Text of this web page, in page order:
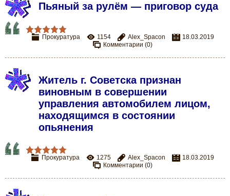
Пьяный за рулём — приговор суда
Прокуратура 1154 Alex_Spacon
18.03.2019
Комментарии (0)
Житель г. Советска признан
виновным в совершении
управления автомобилем лицом,
находящимся в состоянии
опьянения
Прокуратура 1275 Alex_Spacon
18.03.2019
Комментарии (0)